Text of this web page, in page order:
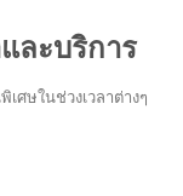
ละบริการ
ศษในช่วงเวลาต่างๆ